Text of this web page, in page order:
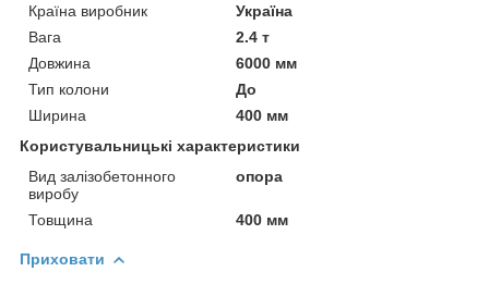
Країна виробник
Україна
Вага
2.4 т
Довжина
6000 мм
Тип колони
До
Ширина
400 мм
Користувальницькі характеристики
Вид залізобетонного
виробу
опора
Товщина 400 мм
Приховати